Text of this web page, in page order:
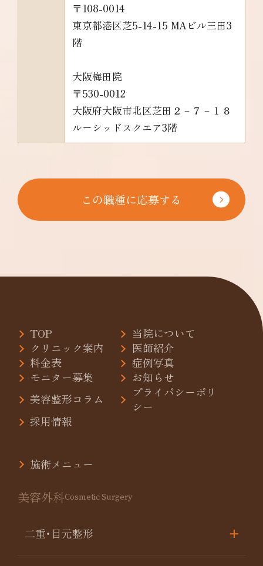
〒108-0014
東京都港区芝5-14-15 MAビル三田3
階
大阪梅田院
〒530-0012
大阪府大阪市北区芝田２－７－１８
ルーシッドスクエア3階
この職種に応募する
TOP
当院について
クリニック案内
医師紹介
料金表
症例写真
モニター募集
お知らせ
美容整形コラム
プライバシーポリ
シー
採用情報
施術メニュー
美容外科Cosmetic Surgery
二重･目元整形